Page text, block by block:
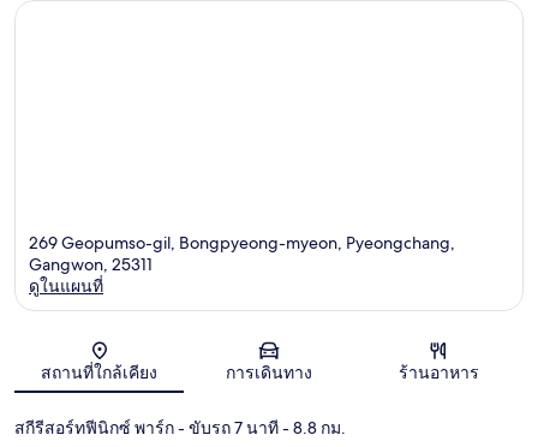
แผนที่
269 Geopumso-gil, Bongpyeong-myeon, Pyeongchang,
Gangwon, 25311
ดูในแผนที่
สถานที่ใกล้เคียง การเดินทาง ร้านอาหาร
สกีรีสอร์ทฟีนิกซ์ พาร์ก- ขับรถ 7 นาที- 8.8 กม.